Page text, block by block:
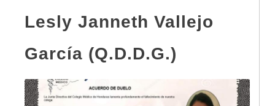
Lesly Janneth Vallejo
García (Q.D.D.G.)